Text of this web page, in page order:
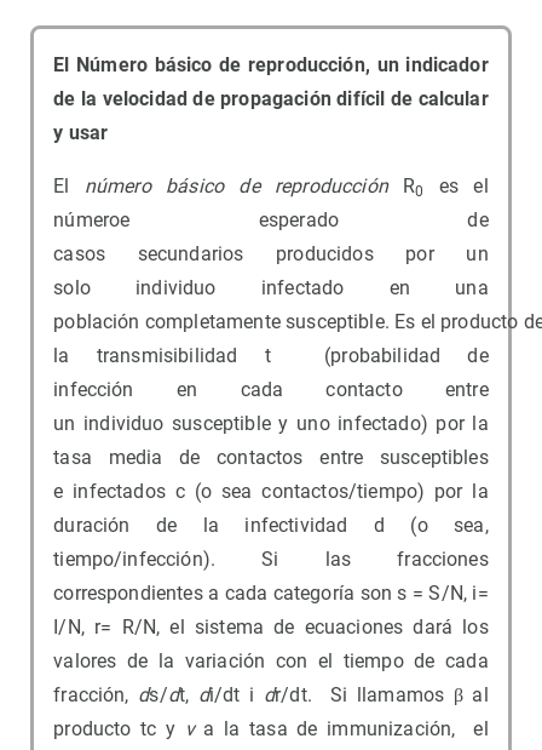
El Número básico de reproducción, un indicador
de la velocidad de propagación difícil de calcular
y usar
El número básicode reproducción R0
es el
númeroe esperado de
casos secundarios producidos por un
solo individuo infectado en una
población completamente susceptible. Es el producto
la transmisibilidad t (probabilidad de
infección en cada contacto entre
un individuo susceptible y uno infectado) por la
tasa media de contactos entre susceptibles
e infectados c (o sea contactos/tiempo) por la
duración de la infectividad d (o sea,
tiempo/infección). Si las fracciones
correspondientes a cada categoría son s = S/N, i=
I/N, r= R/N, el sistema de ecuaciones dará los
valores de la variación con el tiempo de cada
fracción, ds/dt, di/dt i dr/dt. Si llamamos β al
producto tc y va la tasa de immunización, el